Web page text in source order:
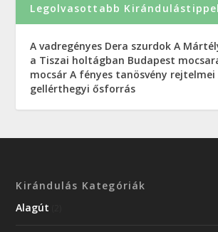
Legolvasottabb
A vadregényes Dera szurdok A
a Tiszai holtágban Budapest
mocsár A fényes tanösvény rejtelmei
gellérthegyi ősforrás
Kirándulás Kategóriák
Alagút